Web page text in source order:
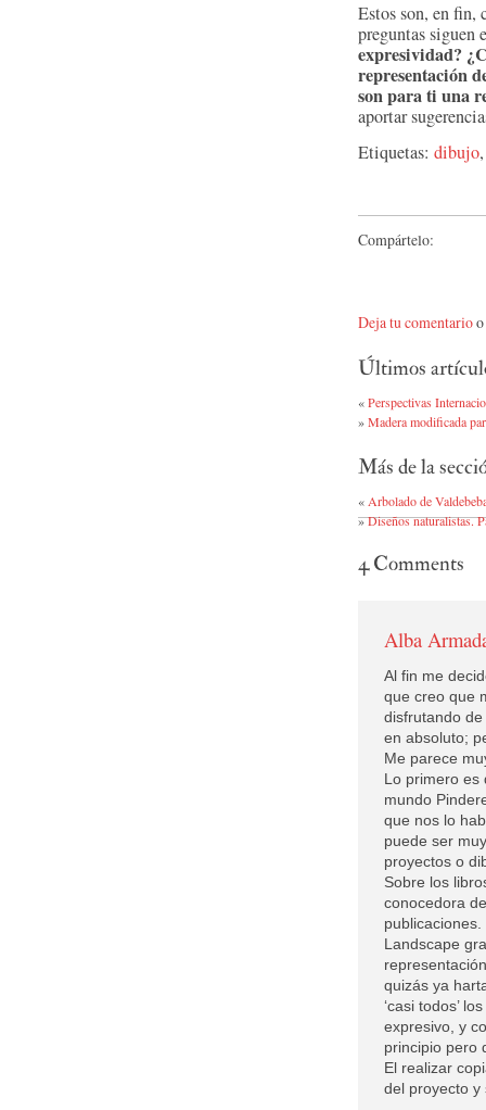
Estos son, en fin,
preguntas siguen
expresividad?
representación
son para ti una
aportar
Etiquetas: dibujo
Compártelo:
Deja tu comentario
Últimos
«Perspectivas
»Madera modificada
Más de la
« Arbolado de
»Diseños naturalistas.
4Comments
Alba
Al fin me
que creo que
disfrutando
en absoluto;
Me parece
Lo primero es
mundo
que nos lo
puede ser
proyectos o
Sobre los
conocedora
publicaciones.
Landscape
quizás ya
‘casi todos’
expresivo, y
principio pero
El realizar
del proyecto y